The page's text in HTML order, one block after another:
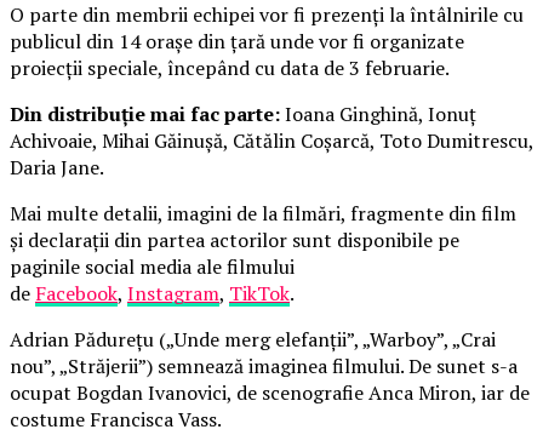
O parte din membrii echipei vor fi prezenți la întâlnirile cu
publicul din 14 orașe din țară unde vor fi organizate
proiecții speciale, începând cu data de 3 februarie.
Din distribuție mai fac parte:Ioana Ginghină, Ionuț
Achivoaie, Mihai Găinușă, Cătălin Coșarcă, Toto Dumitrescu,
Daria Jane.
Mai multe detalii, imagini de la filmări, fragmente din film
și declarații din partea actorilor sunt disponibile pe
paginile social media ale filmului
de Facebook, Instagram, TikTok.
Adrian Pădurețu („Unde merg elefanții”, „Warboy”, „Crai
nou”, „Străjerii”) semnează imaginea filmului. De sunet s-a
ocupat Bogdan Ivanovici, de scenografie Anca Miron, iar de
costume Francisca Vass.